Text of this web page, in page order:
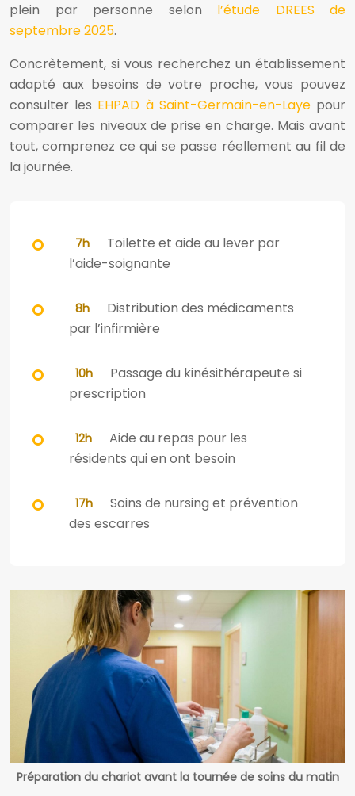
plein par personne selon l’étude DREES de
septembre 2025.
Concrètement, si vous recherchez un établissement
adapté aux besoins de votre proche, vous pouvez
consulter les EHPAD à Saint-Germain-en-Layepour
comparer les niveaux de prise en charge. Mais avant
tout, comprenez ce qui se passe réellement au fil de
la journée.
7h
Toilette et aide au lever par
l’aide-soignante
8h
Distribution des médicaments
par l’infirmière
10h
Passage du kinésithérapeute si
prescription
12h
Aide au repas pour les
résidents qui en ont besoin
17h
Soins de nursing et prévention
des escarres
Préparation du chariot avant la tournée de soins du matin